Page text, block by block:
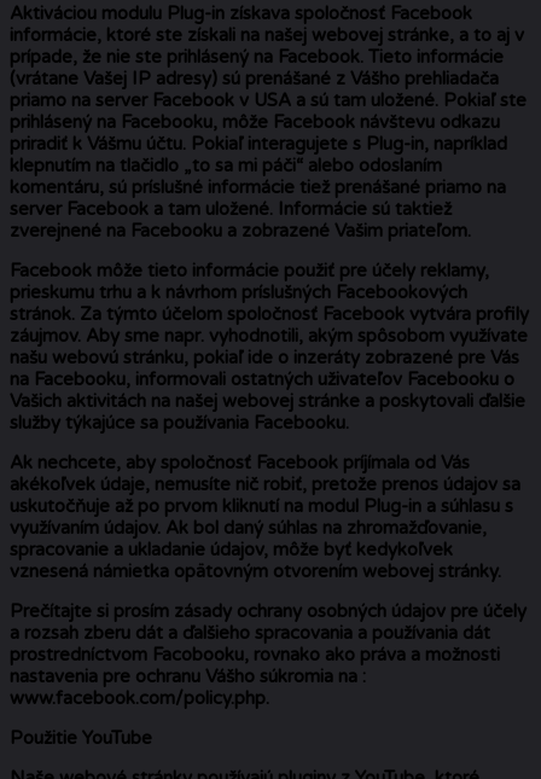
Aktiváciou modulu Plug-in získava spoločnosť Facebook
informácie, ktoré ste získali na našej webovej stránke, a to aj v
prípade, že nie ste prihlásený na Facebook. Tieto informácie
(vrátane Vašej IP adresy) sú prenášané z Vášho prehliadača
priamo na server Facebook v USA a sú tam uložené. Pokiaľ ste
prihlásený na Facebooku, môže Facebook návštevu odkazu
priradiť k Vášmu účtu. Pokiaľ interagujete s Plug-in, napríklad
klepnutím na tlačidlo „to sa mi páči“ alebo odoslaním
komentáru, sú príslušné informácie tiež prenášané priamo na
server Facebook a tam uložené. Informácie sú taktiež
zverejnené na Facebooku a zobrazené Vašim priateľom.
Facebook môže tieto informácie použiť pre účely reklamy,
prieskumu trhu a k návrhom príslušných Facebookových
stránok. Za týmto účelom spoločnosť Facebook vytvára profily
záujmov. Aby sme napr. vyhodnotili, akým spôsobom využívate
našu webovú stránku, pokiaľ ide o inzeráty zobrazené pre Vás
na Facebooku, informovali ostatných uživateľov Facebooku o
Vašich aktivitách na našej webovej stránke a poskytovali ďalšie
služby týkajúce sa používania Facebooku.
Ak nechcete, aby spoločnosť Facebook príjímala od Vás
akékoľvek údaje, nemusíte nič robiť, pretože prenos údajov sa
uskutočňuje až po prvom kliknutí na modul Plug-in a súhlasu s
využívaním údajov. Ak bol daný súhlas na zhromažďovanie,
spracovanie a ukladanie údajov, môže byť kedykoľvek
vznesená námietka opätovným otvorením webovej stránky.
Prečítajte si prosím zásady ochrany osobných údajov pre účely
a rozsah zberu dát a ďalšieho spracovania a používania dát
prostredníctvom Facobooku, rovnako ako práva a možnosti
nastavenia pre ochranu Vášho súkromia na :
www.facebook.com/policy.php.
Použitie YouTube